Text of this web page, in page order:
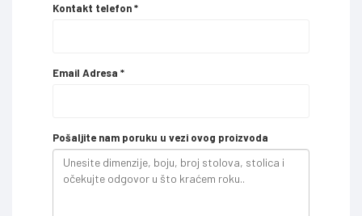
Kontakt telefon*
Email Adresa *
Pošaljite nam poruku u vezi ovog proizvoda